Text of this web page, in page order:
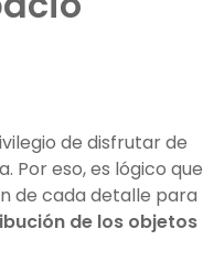
de disfrutar de
Por eso, es lógico que
de cada detalle para
de los objetos